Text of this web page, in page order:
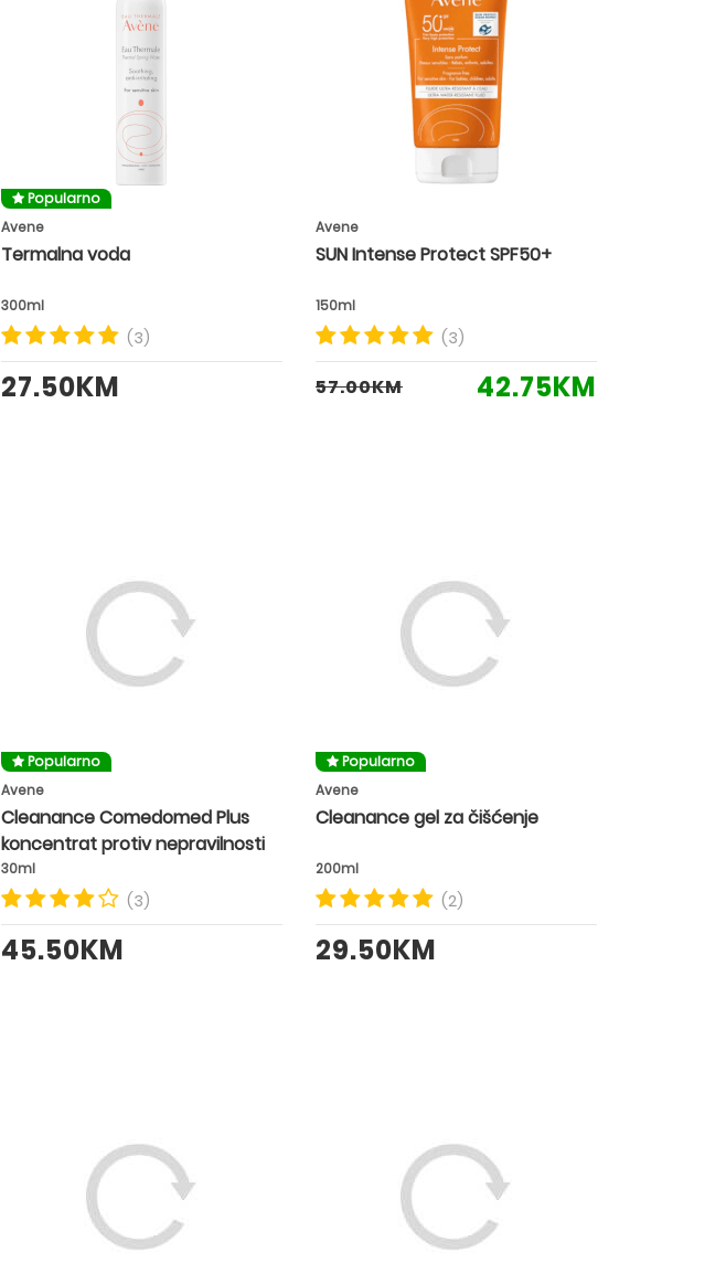
Popularno
Avene
Termalna voda
300ml
(3)
27.50KM
Avene
SUN Intense Protect SPF50+
150ml
(3)
57.00KM 42.75KM
Popularno
Avene
Cleanance Comedomed Plus
koncentrat protiv nepravilnosti
30ml
(3)
45.50KM
Popularno
Avene
Cleanance gel za čišćenje
200ml
(2)
29.50KM